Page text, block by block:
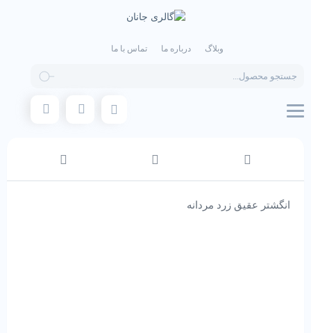
وبلاگ درباره ما تماس با ما
search
انگشتر عقیق زرد مردانه